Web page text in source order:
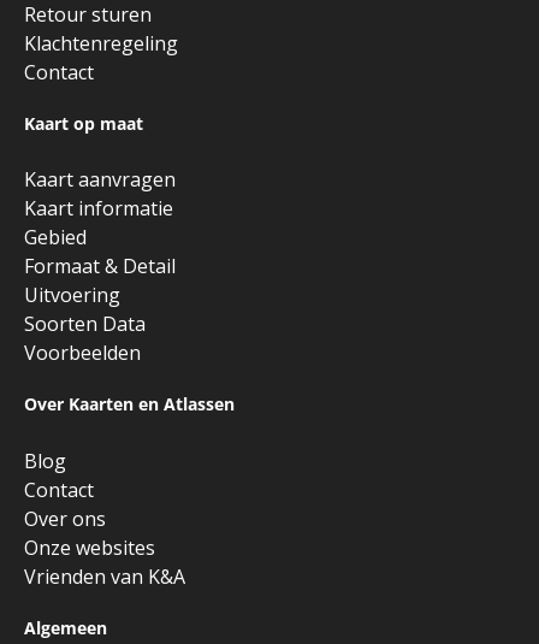
Retour sturen
Klachtenregeling
Contact
Kaart op maat
Kaart aanvragen
Kaart informatie
Gebied
Formaat & Detail
Uitvoering
Soorten Data
Voorbeelden
Over Kaarten en Atlassen
Blog
Contact
Over ons
Onze websites
Vrienden van K&A
Algemeen